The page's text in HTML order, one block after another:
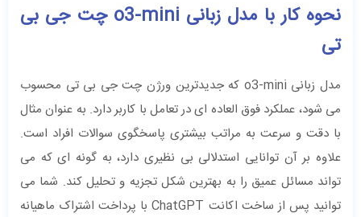
نحوه کار با مدل زبانی o3-mini چت جی بی
تی
مدل زبانی o3-mini که جدیدترین ورژن چت جی بی تی محسوب
می ‌شود، عملکرد فوق العاده‌ ای در تعامل با کاربر دارد. به عنوان مثال
با دقت و سرعت به مراتب بیشتری پاسخگوی سوالات افراد است.
علاوه بر آن توانایی استدلالی بی‌ نظیری دارد، به گونه ‌ای که می
‌تواند مسائل عمیق را به بهترین شکل تجزیه و تحلیل کند. شما می
‌توانید پس از ساخت اکانت ChatGPT با پرداخت اشتراک ماهیانه